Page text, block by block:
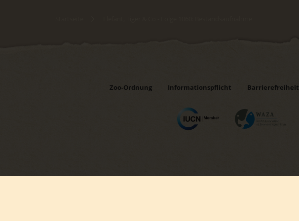
Zoo-Ordnung Informationspflicht Barrierefreiheit